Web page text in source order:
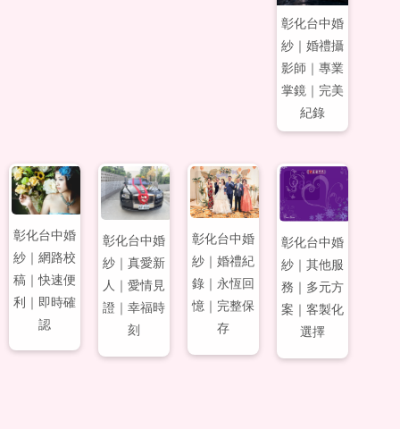
彰化台中婚
紗｜婚禮攝
影師｜專業
掌鏡｜完美
紀錄
#79
彰化台中婚
紗｜網路校
稿｜快速便
利｜即時確
認
#80
彰化台中婚
紗｜真愛新
人｜愛情見
證｜幸福時
刻
#81
彰化台中婚
紗｜婚禮紀
錄｜永恆回
憶｜完整保
存
#82
彰化台中婚
紗｜其他服
務｜多元方
案｜客製化
選擇